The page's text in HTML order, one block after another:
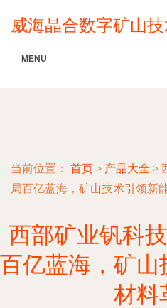
威海晶合数字矿山
MENU
当前位置： 首页 > 产品大全 >
局百亿蓝海，矿山技术引领新
西部矿业钒科
百亿蓝海，矿
材料